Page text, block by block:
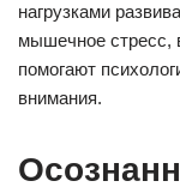
нагрузками
мышечное стресс,
помогают
внимания.